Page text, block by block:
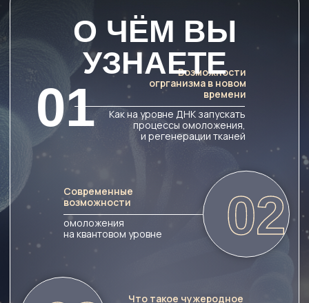
04
Как управлять
биоактивной энергией
организма
Запуск здоровой
циркуляции энергии
03
Что такое чужеродное
сознание
которое ворует не только
здоровье,
но и управляет разумом
05
для запуска программы
и регенерации тела. Новая
система жизни